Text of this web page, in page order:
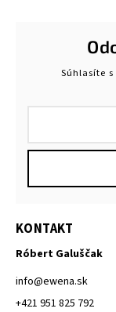
Súhlasíte s
KONTAKT
Róbert Galuščak
info@ewena.sk
+421 951 825 792